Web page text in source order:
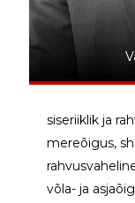
siseriiklik ja
mereõigus,
võla- ja